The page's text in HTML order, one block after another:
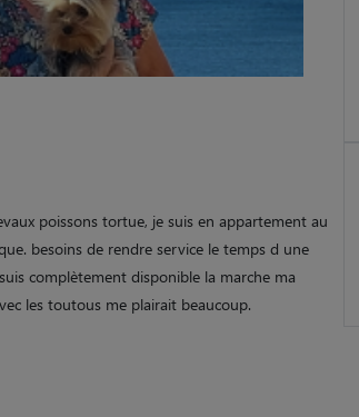
poissons tortue, je suis en appartement au
besoins de rendre service le temps d une
complètement disponible la marche ma
les toutous me plairait beaucoup.